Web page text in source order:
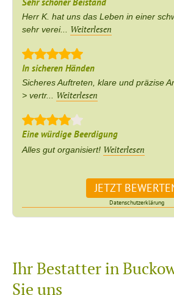
Herr K. hat uns das Leben in einer
sehr verei... Weiterlesen
In sicheren Händen
Sicheres Auftreten, klare und präzise
> vertr... Weiterlesen
Eine würdige Beerdigung
Alles gut organisiert! Weiterlesen
JETZT
Datenschutzerklärung
Ihr Bestatter in
Sie uns